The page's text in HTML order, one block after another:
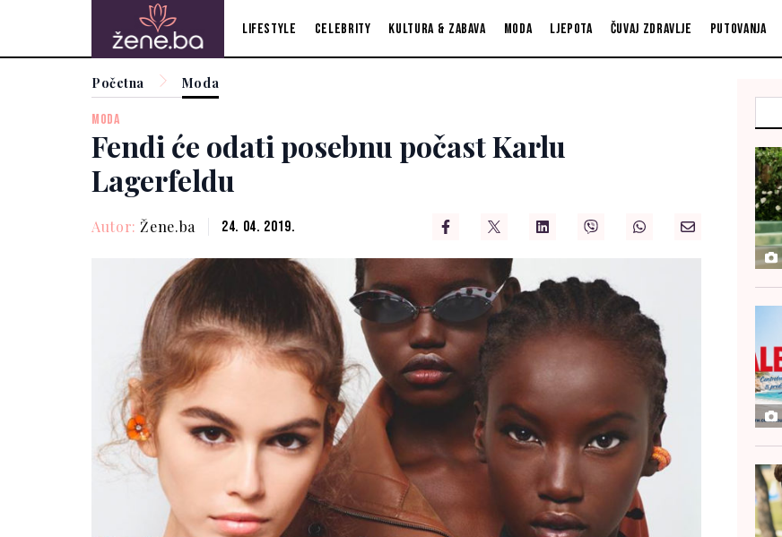
Lifestyle Celebrity Kultura & zabava Moda Ljepota Čuvaj zdravlje Putovanja
Početna Moda
MODA
Fendi će odati posebnu počast Karlu
Lagerfeldu
Autor: Žene.ba 24. 04. 2019.